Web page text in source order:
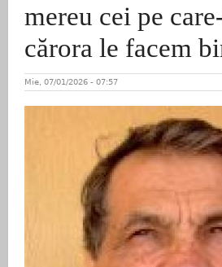
mereu cei pe
cărora le facem
Mie, 07/01/2026 - 07:57